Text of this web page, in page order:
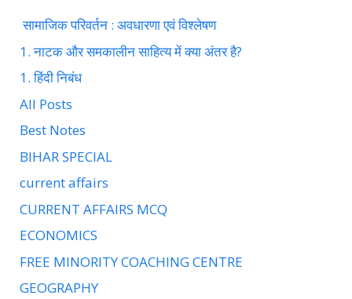
सामाजिक परिवर्तन : अवधारणा एवं विश्लेषण
1. नाटक और समकालीन साहित्य में क्या अंतर है?
1. हिंदी निबंध
All Posts
Best Notes
BIHAR SPECIAL
current affairs
CURRENT AFFAIRS MCQ
ECONOMICS
FREE MINORITY COACHING CENTRE
GEOGRAPHY